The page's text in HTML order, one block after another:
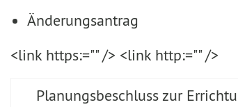
Änderungsantrag
<link https:="" /> <link http:="" />
Planungsbeschluss zur